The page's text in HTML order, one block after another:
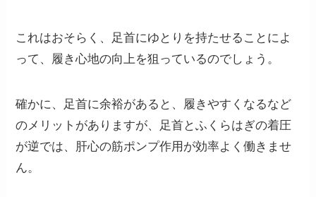
これはおそらく、足首にゆとりを持たせることによ
って、履き心地の向上を狙っているのでしょう。
確かに、足首に余裕があると、履きやすくなるなど
のメリットがありますが、 足首とふくらはぎの着圧
が逆では、肝心の筋ポンプ作用が効率よく働きませ
ん。